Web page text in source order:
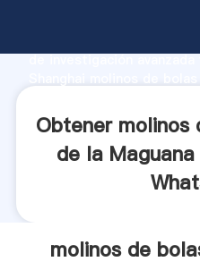
de investigación
clientes.
Obtener molinos
de la
molinos de